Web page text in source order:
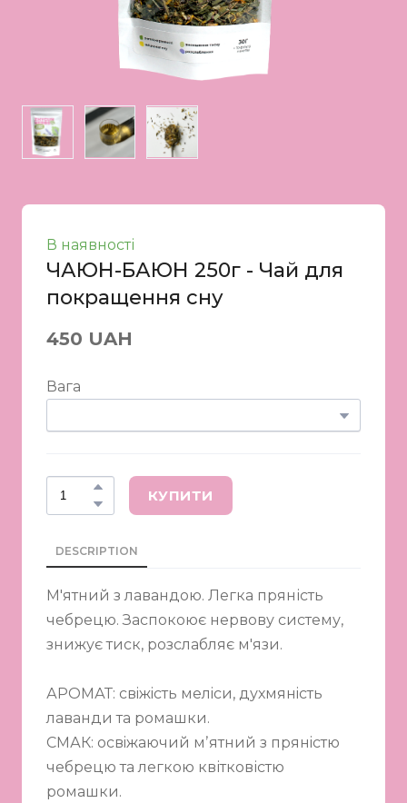
В наявності
ЧАЮН-БАЮН 250г - Чай для
покращення сну
450 UAH
Вага
КУПИТИ
DESCRIPTION
М'ятний з лавандою. Легка пряність
чебрецю. Заспокоює нервову систему,
знижує тиск, розслабляє м'язи.
АРОМАТ: cвiжiсть мелiси, духмянiсть
лаванди та ромашки.
СМАК: освiжаючий мʼятний з прянiстю
чебрецю та легкою квітковістю
ромашки.